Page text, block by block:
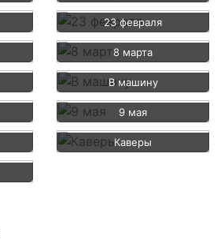
23 февраля
8 марта
В машину
9 мая
Каверы